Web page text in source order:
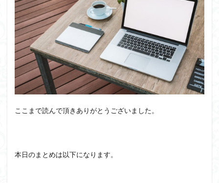
ここまで読んで頂きありがとうございました。
本日のまとめは以下になります。